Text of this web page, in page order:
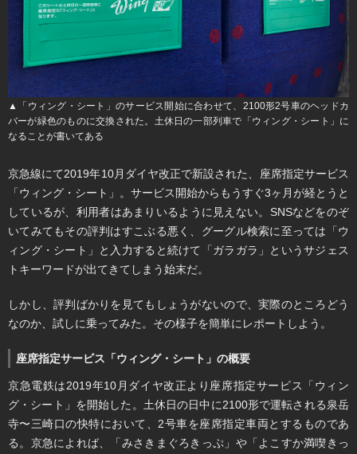
▲「ウィング・シート」のサービス開始に合わせて、2100形2号車のヘッドカ
バーが緑色のものに交換された。土休日の一部列車で「ウィング・シート」に
なることが書いてある
京急線にて2019年10月ダイヤ改正で新設された、座席指定サービス
「ウィング・シート」。サービス開始からもうすぐ3ヶ月が経とうと
しているが、利用者はあまりいるように見えない。SNSなどをのぞ
いてみてもその評判はすこぶる悪く、グーグル検索に至っては「ウ
ィング・シート」と入力すると続けて「ガラガラ」というサジェス
トキーワードが出てきてしまう始末だ。
しかし、評判ばかりを見てもしょうがないので、実際のところどう
なのか、試しに乗ってみた。その様子を簡単にレポートしよう。
座席指定サービス「ウィング・シート」の概要
京急電鉄は2019年10月ダイヤ改正より座席指定サービス「ウィン
グ・シート」を開始した。土休日の日中に2100形で運転される泉岳
寺〜三崎口の快特において、2号車を座席指定車両とするものであ
る。京急によれば、「みさきまぐろきっぷ」や「よこすか満喫きっ